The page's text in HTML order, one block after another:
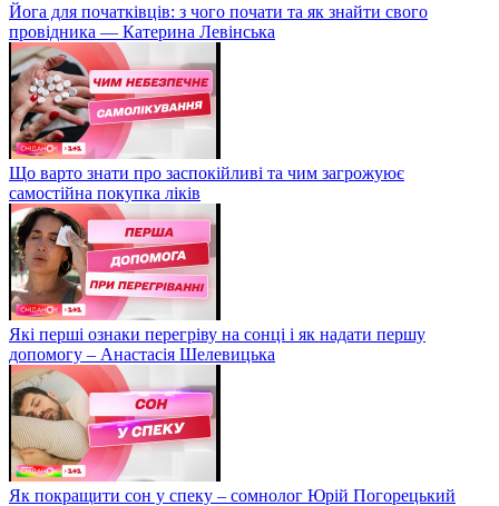
Йога для початківців: з чого почати та як знайти свого
провідника — Катерина Левінська
Що варто знати про заспокійливі та чим загрожуює
самостійна покупка ліків
Які перші ознаки перегріву на сонці і як надати першу
допомогу – Анастасія Шелевицька
Як покращити сон у спеку – сомнолог Юрій Погорецький